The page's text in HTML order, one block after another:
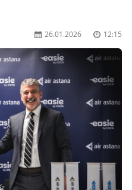
26.01.2026 12:15